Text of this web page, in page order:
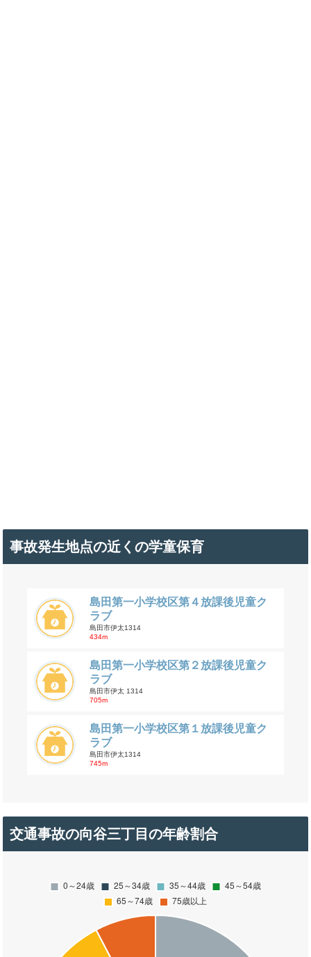
事故発生地点の近くの学童保育
島田第一小学校区第４放課後児童ク
ラブ
島田市伊太1314
434m
島田第一小学校区第２放課後児童ク
ラブ
島田市伊太 1314
705m
島田第一小学校区第１放課後児童ク
ラブ
島田市伊太1314
745m
交通事故の向谷三丁目の年齢割合